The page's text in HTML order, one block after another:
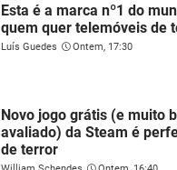
Esta é a marca nº1 do
quem quer telemóveis de
Luís Guedes Ontem, 17:30
Novo jogo grátis (e muito
avaliado) da Steam é
de terror